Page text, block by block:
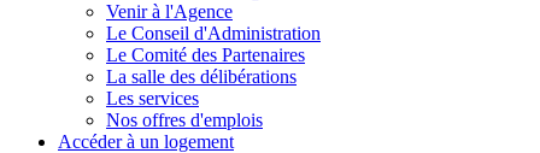
Venir à l'Agence
Le Conseil d'Administration
Le Comité des Partenaires
La salle des délibérations
Les services
Nos offres d'emplois
Accéder à un logement